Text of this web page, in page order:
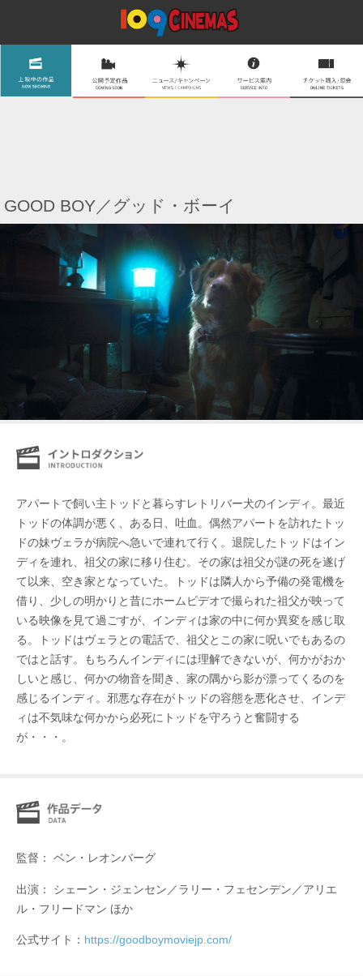
GOOD BOY／グッド・ボーイ
アパートで飼い主トッドと暮らすレトリバー犬のインディ。最近
トッドの体調が悪く、ある日、吐血。偶然アパートを訪れたトッ
ドの妹ヴェラが病院へ急いで連れて行く。退院したトッドはイン
ディを連れ、祖父の家に移り住む。その家は祖父が謎の死を遂げ
て以来、空き家となっていた。トッドは隣人から予備の発電機を
借り、少しの明かりと昔にホームビデオで撮られた祖父が映って
いる映像を見て過ごすが、インディは家の中に何か異変を感じ取
る。トッドはヴェラとの電話で、祖父とこの家に呪いでもあるの
ではと話す。もちろんインディには理解できないが、何かがおか
しいと感じ、何かの物音を聞き、家の隅から影が漂ってくるのを
感じるインディ。邪悪な存在がトッドの容態を悪化させ、インデ
ィは不気味な何かから必死にトッドを守ろうと奮闘する
が・・・。
監督： ベン・レオンバーグ
出演： シェーン・ジェンセン／ラリー・フェセンデン／アリエ
ル・フリードマン ほか
公式サイト： https://goodboymoviejp.com/